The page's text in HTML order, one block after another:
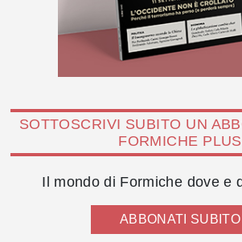
SOTTOSCRIVI SUBITO UN
FORMICHE PLUS
Il mondo di Formiche dove e
ABBONATI SUBITO